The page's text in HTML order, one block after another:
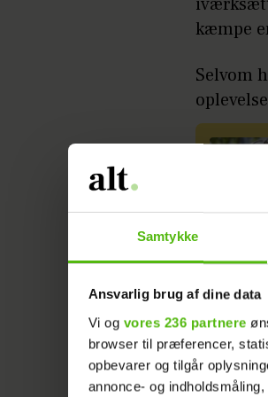
Samtykke
Ansvarlig brug af dine data
Vi og vores 236 partnere
browser til præferencer,
opbevarer og tilgår
annonce- og
kæmpe
Selvom
I et
hun
lige ned.
–
af